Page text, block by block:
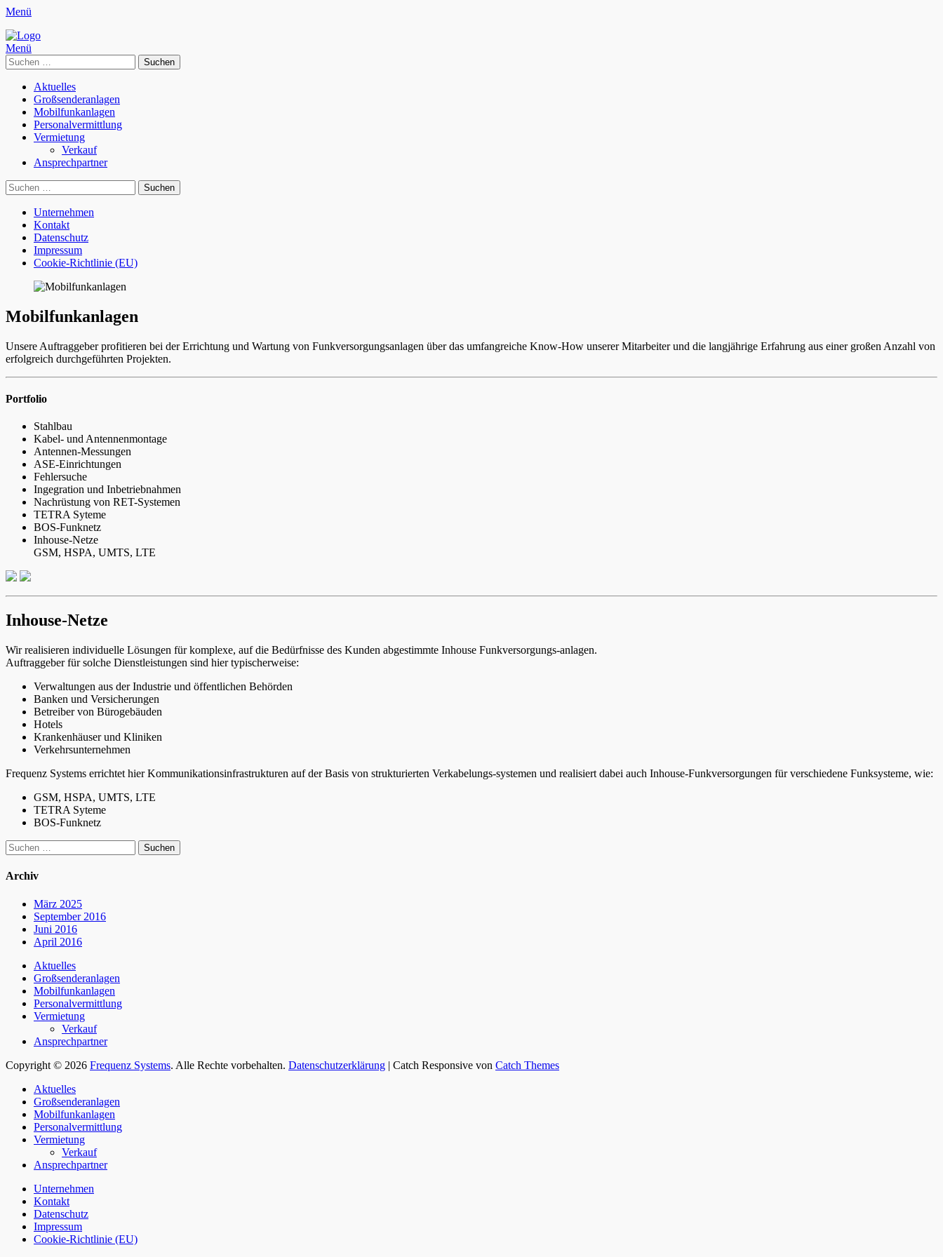
Menü
Frequenz Systems
broadcast solutions
Menü
Suchen
nach:
Primäres
Menü
Zum
Inhalt
springen
Aktuelles
Großsenderanlagen
Mobilfunkanlagen
Personalvermittlung
Vermietung
Verkauf
Ansprechpartner
Suchen
Suchen
nach:
Sekundäres
Menü
Zum
Inhalt
springen
Unternehmen
Kontakt
Datenschutz
Impressum
Cookie-Richtlinie (EU)
Mobilfunkanlagen
Unsere Auftraggeber profitieren bei der Errichtung und Wartung von Funkversorgungsanlagen über das umfangreiche Know-How unserer Mitarbeiter und die langjährige Erfahrung aus einer großen Anzahl von
erfolgreich durchgeführten Projekten.
Portfolio
Stahlbau
Kabel- und Antennenmontage
Antennen-Messungen
ASE-Einrichtungen
Fehlersuche
Ingegration und Inbetriebnahmen
Nachrüstung von RET-Systemen
TETRA Syteme
BOS-Funknetz
Inhouse-Netze
GSM, HSPA, UMTS, LTE
Inhouse-Netze
Wir realisieren individuelle Lösungen für komplexe, auf die Bedürfnisse des Kunden abgestimmte Inhouse Funkversorgungs-anlagen.
Auftraggeber für solche Dienstleistungen sind hier typischerweise:
Verwaltungen aus der Industrie und öffentlichen Behörden
Banken und Versicherungen
Betreiber von Bürogebäuden
Hotels
Krankenhäuser und Kliniken
Verkehrsunternehmen
Frequenz Systems errichtet hier Kommunikationsinfrastrukturen auf der Basis von strukturierten Verkabelungs-systemen und realisiert dabei auch Inhouse-Funkversorgungen für verschiedene Funksysteme, wie:
GSM, HSPA, UMTS, LTE
TETRA Syteme
BOS-Funknetz
Suchen
nach:
Archiv
März 2025
September 2016
Juni 2016
April 2016
Aktuelles
Großsenderanlagen
Mobilfunkanlagen
Personalvermittlung
Vermietung
Verkauf
Ansprechpartner
Copyright © 2026 Frequenz Systems. Alle Rechte vorbehalten. Datenschutzerklärung | Catch Responsive von Catch Themes
oben
scrollen
Aktuelles
Großsenderanlagen
Mobilfunkanlagen
Personalvermittlung
Vermietung
Verkauf
Ansprechpartner
Unternehmen
Kontakt
Datenschutz
Impressum
Cookie-Richtlinie (EU)